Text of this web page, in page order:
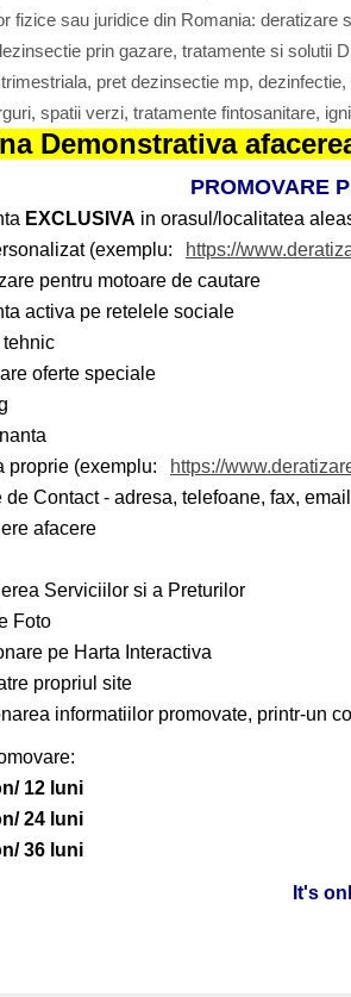
fizice sau juridice din Romania:
prin gazare, tratamente si solutii
pret dezinsectie mp,
spatii verzi, tratamente fintosanitare,
Demonstrativa
PROMOVARE
EXCLUSIVA in orasul/localitatea
(exemplu:
https://
pentru motoare de cautare
activa pe retelele sociale
tehnic
oferte speciale
proprie (exemplu:
https://
de Contact - adresa, telefoane, fax,
afacere
Serviciilor si a Preturilor
Foto
pe Harta Interactiva
propriul site
informatiilor promovate, printr-un
12 luni
24 luni
36 luni
It's